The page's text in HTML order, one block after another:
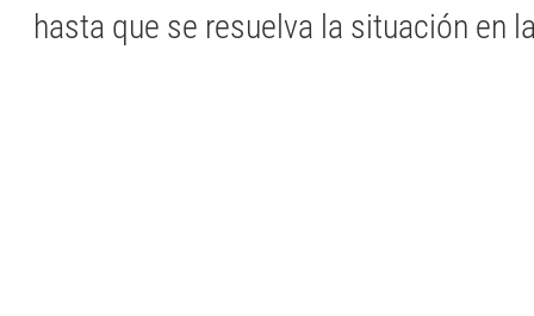
hasta que se resuelva la situación en